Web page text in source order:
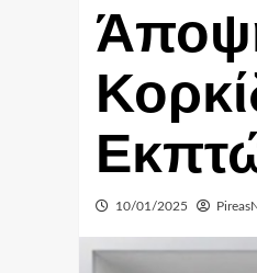
10/01/2025